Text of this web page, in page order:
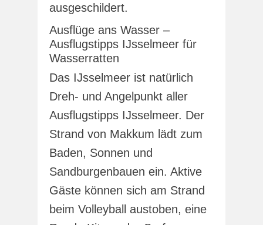
ausgeschildert.
Ausflüge ans Wasser –
Ausflugstipps IJsselmeer für
Wasserratten
Das IJsselmeer ist natürlich
Dreh- und Angelpunkt aller
Ausflugstipps IJsselmeer. Der
Strand von Makkum lädt zum
Baden, Sonnen und
Sandburgenbauen ein. Aktive
Gäste können sich am Strand
beim Volleyball austoben, eine